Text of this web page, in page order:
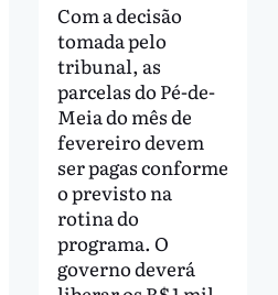
Com a decisão
tomada pelo
tribunal, as
parcelas do Pé-de-
Meia do mês de
fevereiro devem
ser pagas conforme
o previsto na
rotina do
programa. O
governo deverá